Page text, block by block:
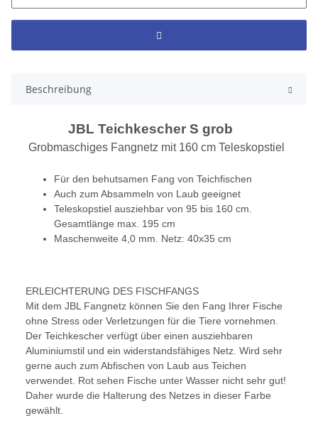
Beschreibung
JBL Teichkescher S grob
Grobmaschiges Fangnetz mit 160 cm Teleskopstiel
Für den behutsamen Fang von Teichfischen
Auch zum Absammeln von Laub geeignet
Teleskopstiel ausziehbar von 95 bis 160 cm.
Gesamtlänge max. 195 cm
Maschenweite 4,0 mm. Netz: 40x35 cm
ERLEICHTERUNG DES FISCHFANGS
Mit dem JBL Fangnetz können Sie den Fang Ihrer Fische
ohne Stress oder Verletzungen für die Tiere vornehmen.
Der Teichkescher verfügt über einen ausziehbaren
Aluminiumstil und ein widerstandsfähiges Netz. Wird sehr
gerne auch zum Abfischen von Laub aus Teichen
verwendet. Rot sehen Fische unter Wasser nicht sehr gut!
Daher wurde die Halterung des Netzes in dieser Farbe
gewählt.